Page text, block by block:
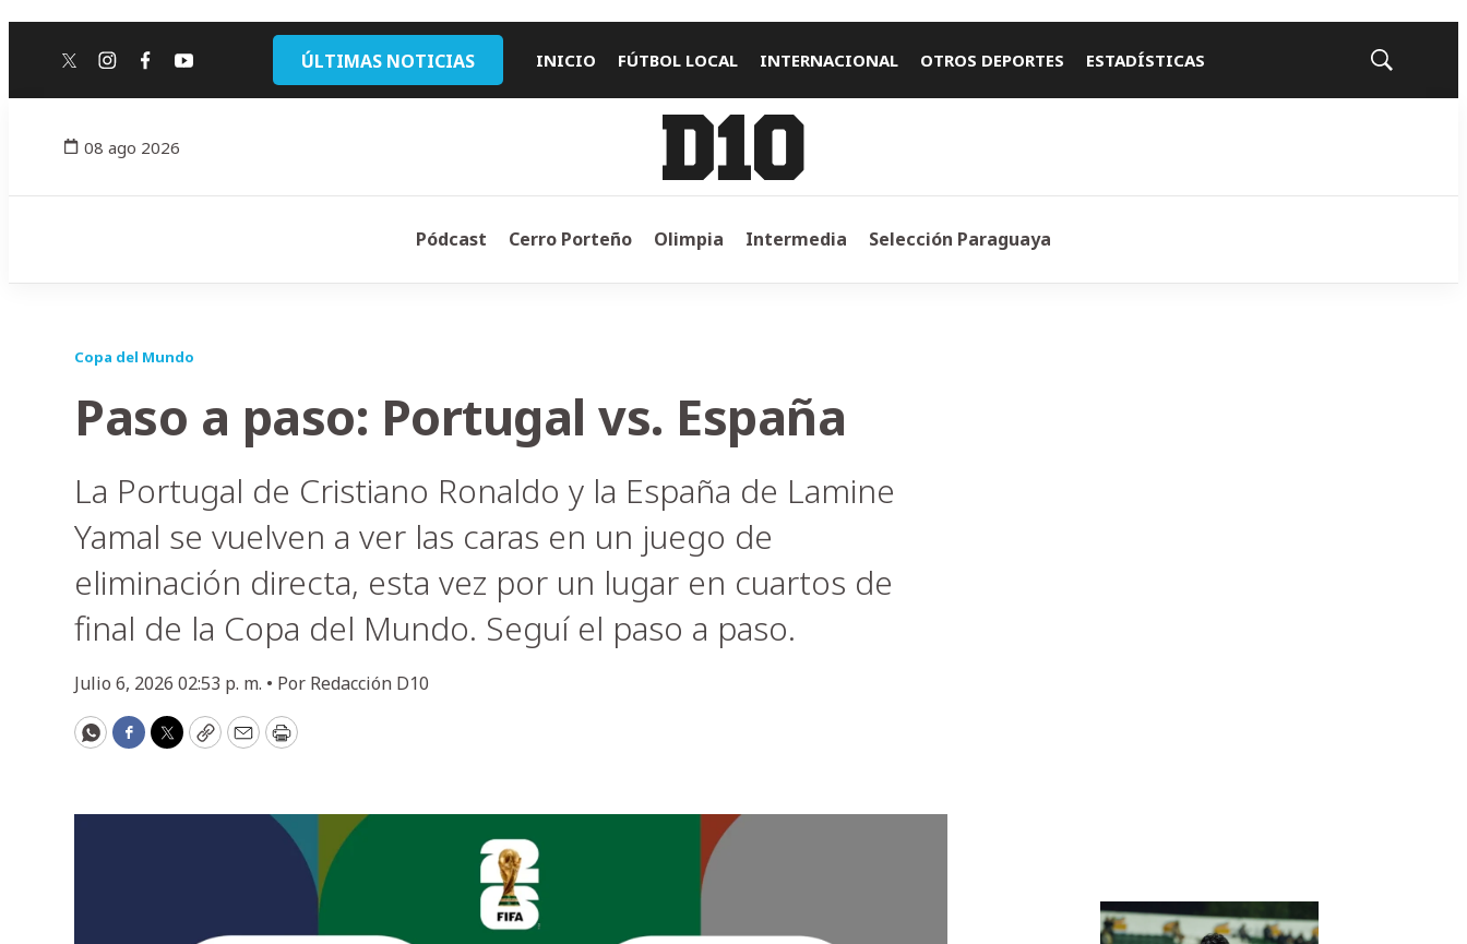
twitterinstagram
facebook
youtube ÚLTIMAS NOTICIAS INICIO FÚTBOL LOCAL INTERNACIONAL OTROS DEPORTES ESTADÍSTICAS
Mostrar
08 ago 2026
Pódcast Cerro Porteño Olimpia Intermedia Selección Paraguaya
Copa del Mundo
Paso a paso: Portugal vs. España
La Portugal de Cristiano Ronaldo y la España de Lamine
Yamal se vuelven a ver las caras en un juego de
eliminación directa, esta vez por un lugar en cuartos de
final de la Copa del Mundo. Seguí el paso a paso.
Julio 6, 2026 02:53 p. m. • Por Redacción D10
WhatsApp
Facebook
Twitter
CopyEmailPrint